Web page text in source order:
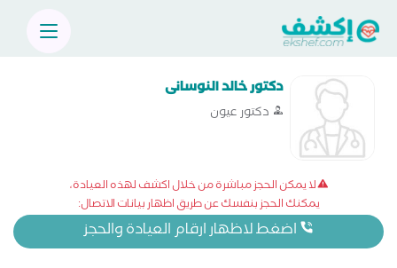
دكتور خالد النوسانى
دكتور عيون
لا يمكن الحجز مباشرة من خلال اكشف لهذه العيادة،
يمكنك الحجز بنفسك عن طريق اظهار بيانات الاتصال:
اضغط لاظهار ارقام العيادة والحجز